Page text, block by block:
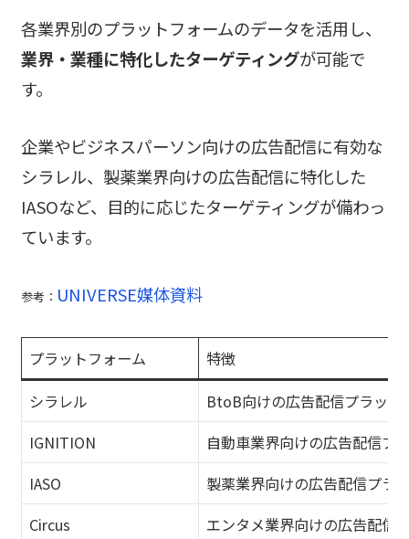
各業界別のプラットフォームのデータを活用し、
業界・業種に特化したターゲティングが可能で
す。
企業やビジネスパーソン向けの広告配信に有効な
シラレル、製薬業界向けの広告配信に特化した
IASOなど、目的に応じたターゲティングが備わっ
ています。
参考： UNIVERSE媒体資料
プラットフォーム
特徴
シラレル
BtoB向けの広告配信プラット
IGNITION
自動車業界向けの広告配信プ
IASO
製薬業界向けの広告配信プラ
Circus
エンタメ業界向けの広告配信